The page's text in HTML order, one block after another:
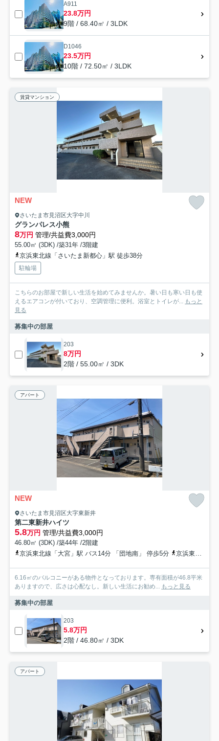
A911
23.8万円
9階 / 68.40㎡ / 3LDK
D1046
23.5万円
10階 / 72.50㎡ / 3LDK
賃貸マンション
NEW
さいたま市見沼区大字中川
グランパレス小熊
8万円 管理/共益費3,000円
55.00㎡ (3DK) /築31年 /3階建
京浜東北線「さいたま新都心」駅 徒歩38分
駐輪場
こちらのお部屋で新しい生活を始めてみませんか。暑い日も寒い日も使
えるエアコンが付いており、空調管理に便利。浴室とトイレが... もっと
見る
募集中の部屋
203
8万円
2階 / 55.00㎡ / 3DK
アパート
NEW
さいたま市見沼区大字東新井
第二東新井ハイツ
5.8万円 管理/共益費3,000円
46.80㎡ (3DK) /築44年 /2階建
京浜東北線「大宮」駅 バス14分 「団地南」 停歩5分
京浜東北線「さいたま新都心」駅 徒歩45分
6.16㎡のバルコニーがある物件となっております。専有面積が46.8平米
ありますので、広さは心配なし。新しい生活にお勧め... もっと見る
募集中の部屋
203
5.8万円
2階 / 46.80㎡ / 3DK
アパート